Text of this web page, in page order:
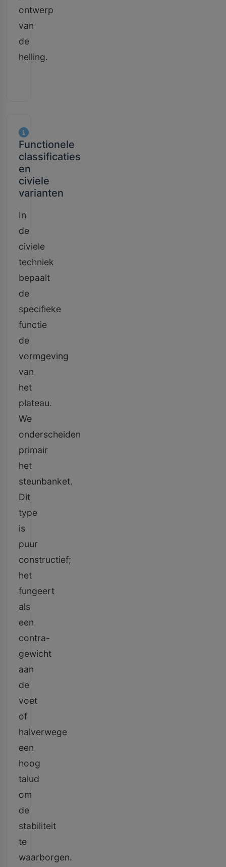
ontwerp
van
de
helling.
Functionele
classificaties
en
civiele
varianten
In
de
civiele
techniek
bepaalt
de
specifieke
functie
de
vormgeving
van
het
plateau.
We
onderscheiden
primair
het
steunbanket.
Dit
type
is
puur
constructief;
het
fungeert
als
een
contra-
gewicht
aan
de
voet
of
halverwege
een
hoog
talud
om
de
stabiliteit
te
waarborgen.